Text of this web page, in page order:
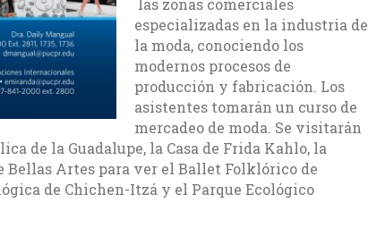
las zonas comerciales
especializadas en la industria de
la moda, conociendo los
modernos procesos de
producción y fabricación. Los
asistentes tomarán un curso de
mercadeo de moda. Se visitarán
de la Guadalupe, la Casa de Frida Kahlo, la
Bellas Artes para ver el Ballet Folklórico de
de Chichen-Itzá y el Parque Ecológico